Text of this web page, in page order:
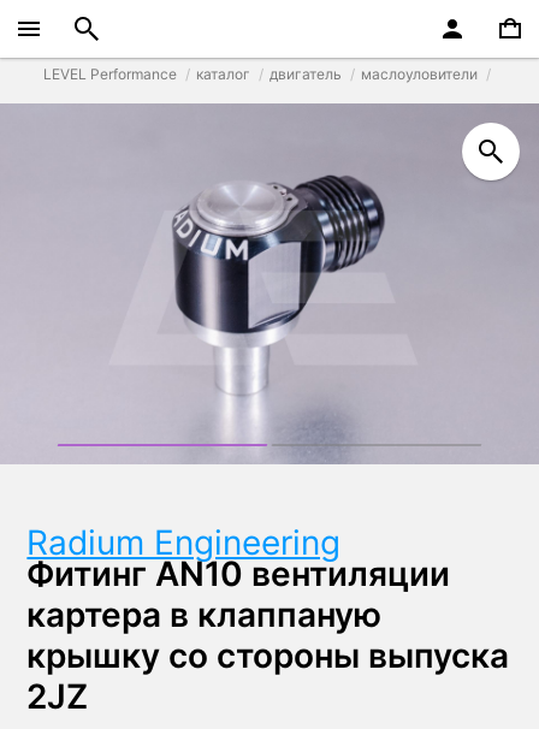
LEVEL Performance каталог двигатель маслоуловители
Radium Engineering
Фитинг AN10 вентиляции
картера в клаппаную
крышку со стороны выпуска
2JZ